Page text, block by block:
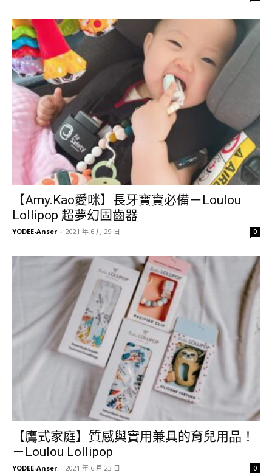
【Amy.Kao愛咪】長牙寶寶必備－Loulou
Lollipop 超夢幻固齒器
YODEE-Anser - 2021 年 6 月 29 日 0
【鷹式家庭】質感與實用兼具的育兒用品！
－Loulou Lollipop
YODEE-Anser - 2021 年 6 月 23 日 0